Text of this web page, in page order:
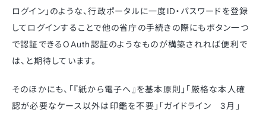
ログイン」のような、行政ポータルに一度ID・パスワードを登録
してログインすることで他の省庁の手続きの際にもボタン一つ
で認証できるOAuth認証のようなものが構築されれば便利で
は、と期待しています。
そのほかにも、「『紙から電子へ』を基本原則」「厳格な本人確
認が必要なケース以外は印鑑を不要」「ガイドライン 3月」